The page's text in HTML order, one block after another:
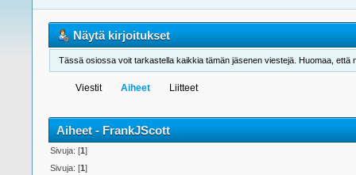
Näytä kirjoitukset
Tässä osiossa voit tarkastella kaikkia tämän jäsenen viestejä. Huomaa, että
Viestit Aiheet Liitteet
Aiheet - FrankJScott
Sivuja: [1]
Sivuja: [1]